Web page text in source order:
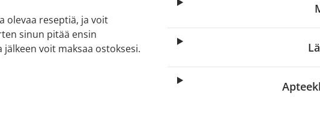
olevaa reseptiä, ja voit
sinun pitää ensin
voit maksaa ostoksesi.